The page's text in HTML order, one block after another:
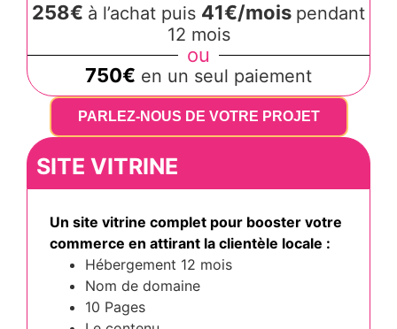
258€ à l’achat puis 41€/mois pendant
12 mois
ou
750€ en un seul paiement
PARLEZ-NOUS DE VOTRE PROJET
SITE VITRINE
Un site vitrine complet pour booster votre
commerce en attirant la clientèle locale :
Hébergement 12 mois
Nom de domaine
10 Pages